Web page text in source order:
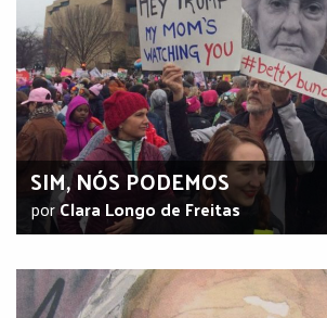
SIM, NÓS PODEMOS
porClara Longo de Freitas